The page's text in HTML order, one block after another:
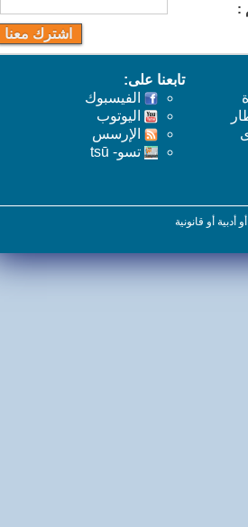
تابعنا على:
الفيسبوك
اليوتوب
اﻹرسس
تسو- tsū
أو قانونية